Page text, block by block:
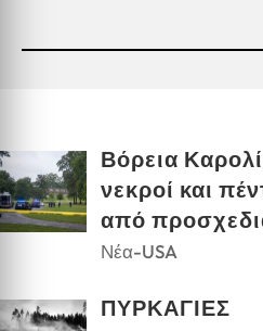
Βόρεια
νεκροί και
από
Νέα-USA
ΠΥΡΚΑΓΙΕΣ